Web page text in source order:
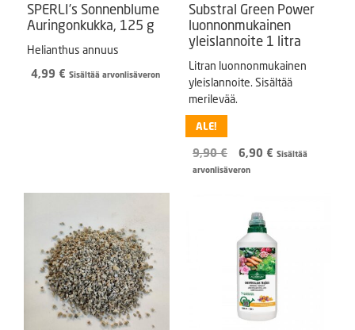
SPERLI’s Sonnenblume
Auringonkukka, 125 g
Helianthus annuus
4,99 € Sisältää arvonlisäveron
Substral Green Power
luonnonmukainen
yleislannoite 1 litra
Litran luonnonmukainen
yleislannoite. Sisältää
merilevää.
ALE!
9,90€
Alkuperäinen
hinta
6,90 € Nykyinen
Sisältää
arvonlisäveron